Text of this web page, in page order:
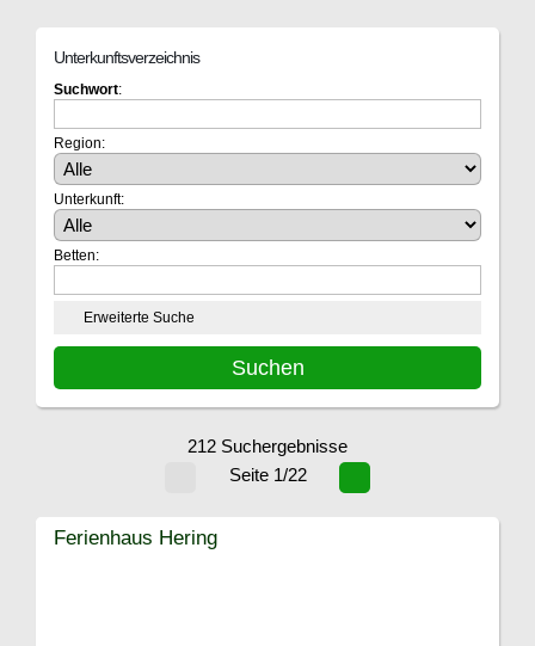
Unterkunftsverzeichnis
Suchwort:
Region:
Unterkunft:
Betten:
Erweiterte Suche
212 Suchergebnisse
Seite 1/22
Ferienhaus Hering